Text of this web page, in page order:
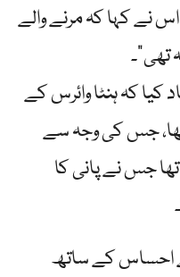
نے کہا کہ مرنے والے
کہ ہنٹا وائرس کے
جس کی وجہ سے
تھا جس نے پانی کا
احساس کے ساتھ